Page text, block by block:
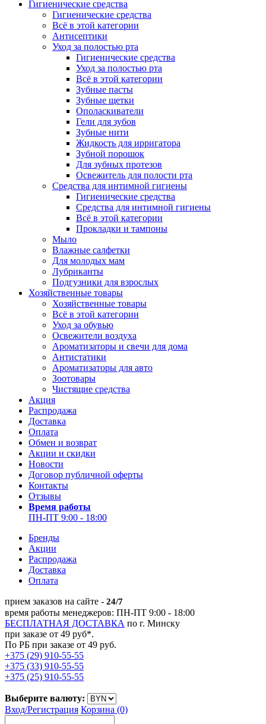
Гигиенические средства
Гигиенические средства
Всё в этой категории
Антисептики
Уход за полостью рта
Гигиенические средства
Уход за полостью рта
Всё в этой категории
Зубные пасты
Зубные щетки
Ополаскиватели
Гели для зубов
Зубные нити
Жидкость для ирригатора
Зубной порошок
Для зубных протезов
Освежитель для полости рта
Средства для интимной гигиены
Гигиенические средства
Средства для интимной гигиены
Всё в этой категории
Прокладки и тампоны
Мыло
Влажные салфетки
Для молодых мам
Лубриканты
Подгузники для взрослых
Хозяйственные товары
Хозяйственные товары
Всё в этой категории
Уход за обувью
Освежители воздуха
Ароматизаторы и свечи для дома
Антистатики
Ароматизаторы для авто
Зоотовары
Чистящие средства
Акция
Распродажа
Доставка
Оплата
Обмен и возврат
Акции и скидки
Новости
Договор публичной оферты
Контакты
Отзывы
Время работы
ПН-ПТ 9:00 - 18:00
Бренды
Акции
Распродажа
Доставка
Оплата
прием заказов на сайте - 24/7
время работы менеджеров: ПН-ПТ 9:00 - 18:00
БЕСПЛАТНАЯ ДОСТАВКА по г. Минску
при заказе от 49 руб*.
По РБ при заказе от 49 руб.
+375 (29) 910-55-55
+375 (33) 910-55-55
+375 (25) 910-55-55
Выберите валюту:
Вход/Регистрация Корзина (0)